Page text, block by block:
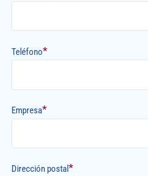
Teléfono*
Empresa*
Dirección postal*